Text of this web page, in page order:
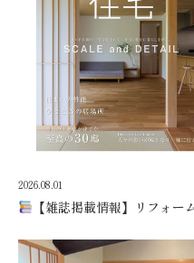
2026.08.01
【雑誌掲載情報】リフォー